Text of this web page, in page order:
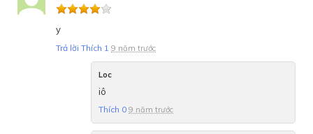
y
Trả lời Thích 1 9 năm trước
Loc
iô
Thích 0 9 năm trước